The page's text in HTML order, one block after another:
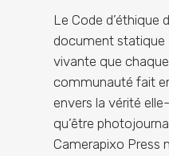
Le Code d’éthique
document statique
vivante que
communauté fait
envers la vérité
qu’être
Camerapixo Press